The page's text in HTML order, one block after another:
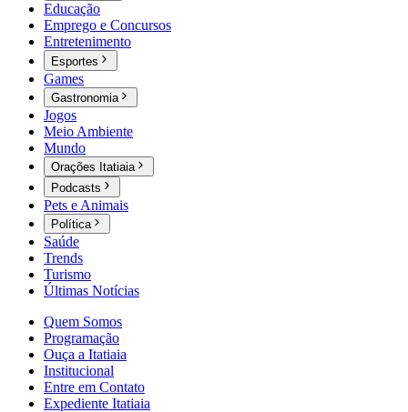
Educação
Emprego e Concursos
Entretenimento
Esportes
Games
Gastronomia
Jogos
Meio Ambiente
Mundo
Orações Itatiaia
Podcasts
Pets e Animais
Política
Saúde
Trends
Turismo
Últimas Notícias
Quem Somos
Programação
Ouça a Itatiaia
Institucional
Entre em Contato
Expediente Itatiaia